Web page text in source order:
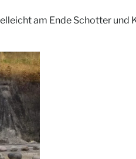
am Ende Schotter und